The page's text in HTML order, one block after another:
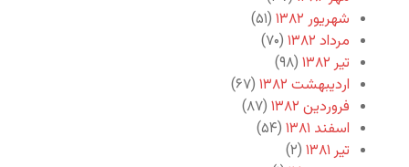
شهریور ۱۳۸۲
(۵۱)
مرداد ۱۳۸۲
(۷۰)
تیر ۱۳۸۲
(۹۸)
اردیبهشت ۱۳۸۲
(۶۷)
فروردین ۱۳۸۲
(۸۷)
اسفند ۱۳۸۱
(۵۴)
تیر ۱۳۸۱
(۲)